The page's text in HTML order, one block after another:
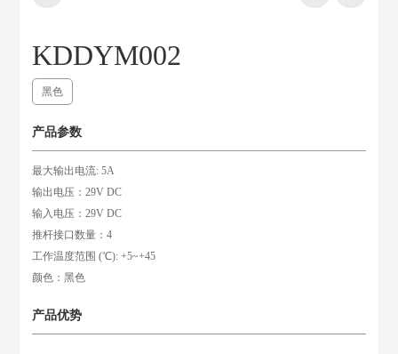
KDDYM002
黑色
产品参数
最大输出电流: 5A
输出电压：29V DC
输入电压：29V DC
推杆接口数量：4
工作温度范围 (℃): +5~+45
颜色：黑色
产品优势